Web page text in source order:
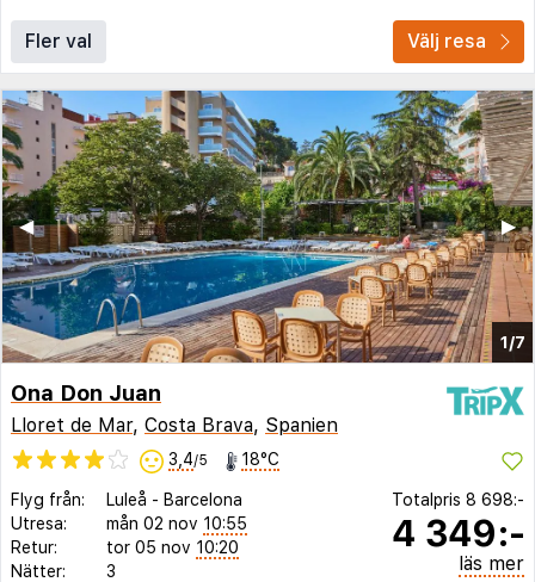
Fler val Välj resa
1/7
▶︎
◀︎
Ona Don Juan
Lloret de Mar, Costa Brava, Spanien
3,4/5 18°C
Flyg från: Luleå - Barcelona
Utresa:
mån 02 nov 10:55
Retur:
tor 05 nov 10:20
Nätter:
3
Totalpris 8 698:-
4 349:-
läs mer